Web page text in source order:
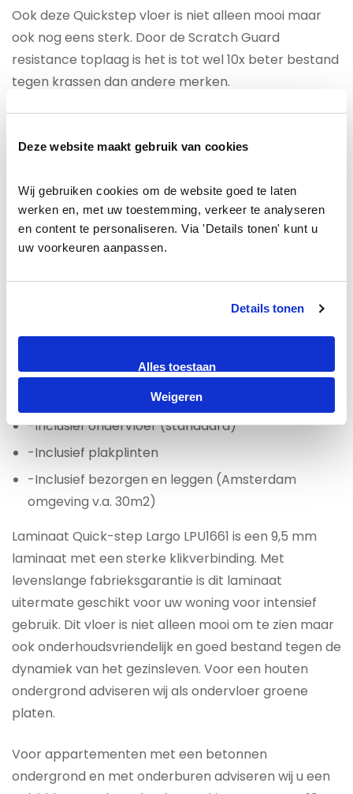
Deze website maakt gebruik van cookies
Wij gebruiken cookies om de website goed te laten
werken en, met uw toestemming, verkeer te analyseren
en content te personaliseren. Via 'Details tonen' kunt u
uw voorkeuren aanpassen.
Details tonen
Alles toestaan
Weigeren
Ook deze Quickstep vloer is niet alleen mooi maar
ook nog eens sterk. Door de Scratch Guard
resistance toplaag is het is tot wel 10x beter bestand
tegen krassen dan andere merken.
HetQuick-step Largo LPU1661 Long Island
waterbestendig gemaakt. Door deze
waterafstotende coating krijgt vocht geen kans om
via de toplaag of groef in de vloer te trekken. Je kunt
dit laminaat dan ook met een gerust hart in de
badkamer plaatsen. Hoe leuk is dat! Natuurlijk is het
waterbestendige ook nuttig in de woonkamer of
einde van de laminaatvloer te betekenen.
Laminaat All-in prijs per m2 € 49,95
-Inclusief ondervloer (standaard)
-Inclusief plakplinten
-Inclusief bezorgen en leggen (Amsterdam
omgeving v.a. 30m2)
Laminaat Quick-step Largo LPU1661 is een 9,5 mm
laminaat met een sterke klikverbinding. Met
levenslange fabrieksgarantie is dit laminaat
uitermate geschikt voor uw woning voor intensief
gebruik. Dit vloer is niet alleen mooi om te zien maar
ook onderhoudsvriendelijk en goed bestand tegen de
dynamiek van het gezinsleven. Voor een houten
ondergrond adviseren wij als ondervloer groene
platen.
Voor appartementen met een betonnen
ondergrond en met onderburen adviseren wij u een